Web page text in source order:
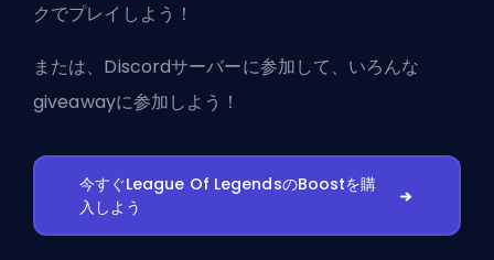
クでプレイしよう！
または、 Discordサーバーに参加して、いろんな
giveawayに参加しよう！
今すぐLeague Of LegendsのBoostを購
入しよう